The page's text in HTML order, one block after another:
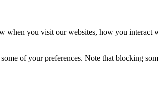
when you visit our websites, how you
of your preferences. Note that blocking